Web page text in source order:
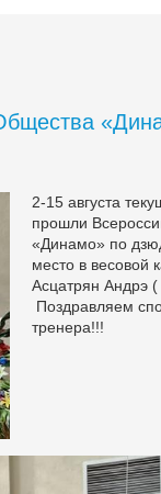
2-15 августа
прошли
«Динамо» по
место в весовой
Асцатрян Андрэ
Поздравляем
тренера!!!